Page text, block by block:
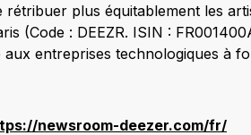
plus équitablement les
(Code : DEEZR. ISIN :
entreprises technologiques à
newsroom-deezer.com/fr/